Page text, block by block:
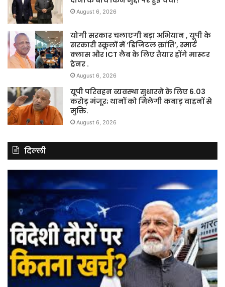
August 6, 2026
योगी सरकार चलाएगी बड़ा अभियान , यूपी के
सरकारी स्कूलों में ‘डिजिटल क्रांति’, स्मार्ट
क्लास और ICT लैब के लिए तैयार होंगे मास्टर
ट्रेनर .
August 6, 2026
यूपी परिवहन व्यवस्था सुधारने के लिए 6.03
करोड़ मंजूर; थानों को मिलेगी कबाड़ वाहनों से
मुक्ति.
August 6, 2026
दिल्ली